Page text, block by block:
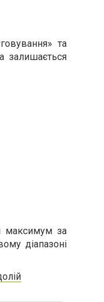
та
залишається
максимум за
діапазоні